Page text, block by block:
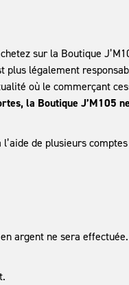
sur la Boutique
légalement
où le commerçant
la Boutique J’M105
de plusieurs
argent ne sera